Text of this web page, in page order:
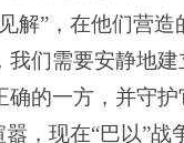
解”，在他们营
我们需要安静地
确的一方，并守
嚣，现在“巴以”